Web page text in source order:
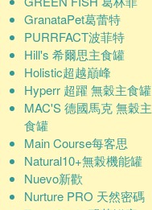
GranataPet葛蕾特
PURRFACT波菲特
Hill's 希爾思主食罐
Holistic超越巔峰
Hyperr 超躍 無穀主食罐
MAC'S 德國馬克 無穀主
食罐
Main Course每客思
Natural10+無榖機能罐
Nuevo新歡
Nurture PRO 天然密碼